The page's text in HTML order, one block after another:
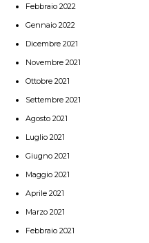
Febbraio 2022
Gennaio 2022
Dicembre 2021
Novembre 2021
Ottobre 2021
Settembre 2021
Agosto 2021
Luglio 2021
Giugno 2021
Maggio 2021
Aprile 2021
Marzo 2021
Febbraio 2021